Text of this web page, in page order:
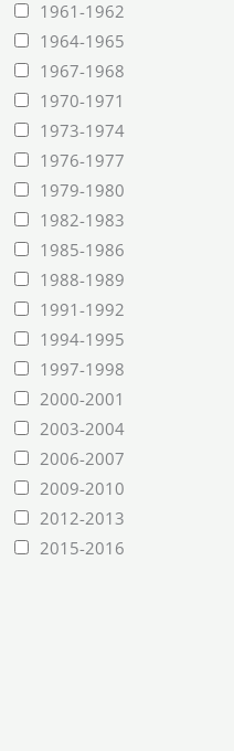
1961-1962
1964-1965
1967-1968
1970-1971
1973-1974
1976-1977
1979-1980
1982-1983
1985-1986
1988-1989
1991-1992
1994-1995
1997-1998
2000-2001
2003-2004
2006-2007
2009-2010
2012-2013
2015-2016